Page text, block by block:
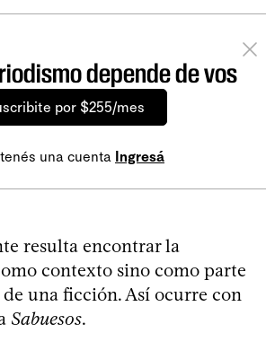
depende de vos
por $255/mes
una cuenta Ingresá
resulta encontrar la
contexto sino como parte
una ficción. Así ocurre con
Sabuesos.